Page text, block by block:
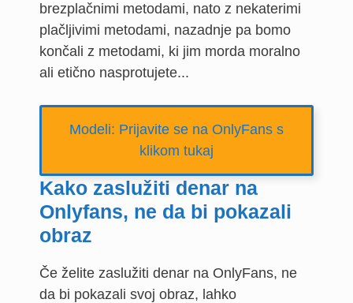
brezplačnimi metodami, nato z nekaterimi
plačljivimi metodami, nazadnje pa bomo
končali z metodami, ki jim morda moralno
ali etično nasprotujete...
Modeli: Prijavite se na OnlyFans s
klikom tukaj
Kako zaslužiti denar na
Onlyfans, ne da bi pokazali
obraz
Če želite zaslužiti denar na OnlyFans, ne
da bi pokazali svoj obraz, lahko